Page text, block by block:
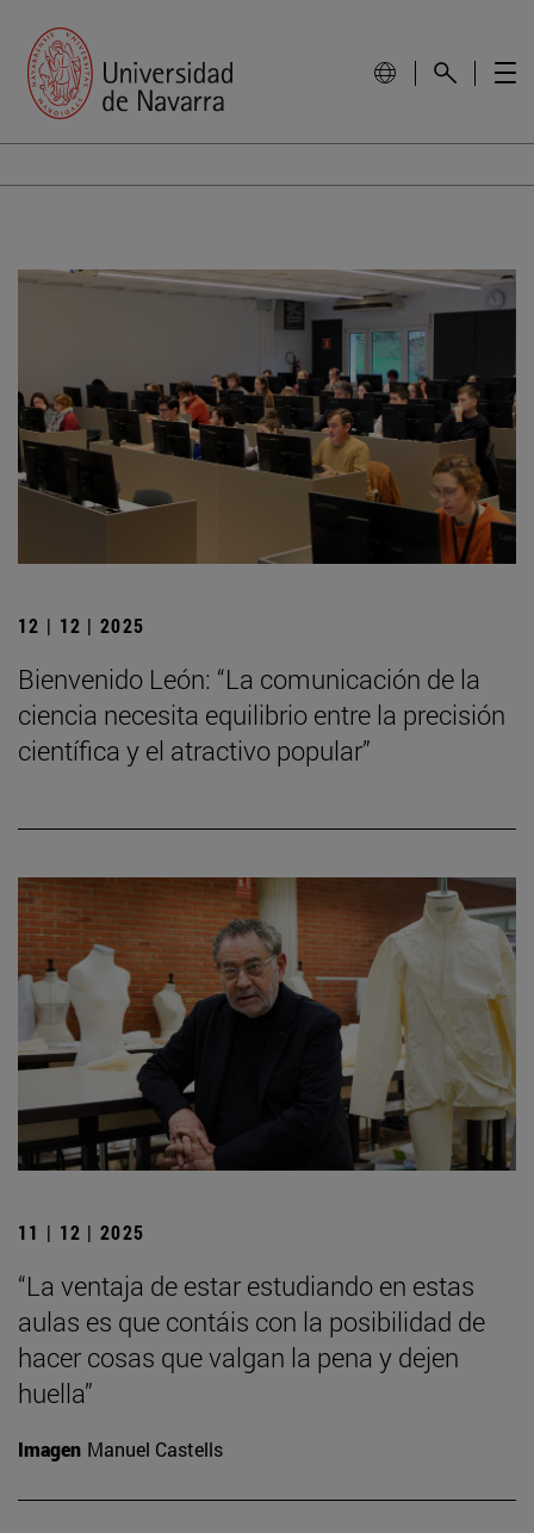
12 | 12 | 2025
Bienvenido León: “La comunicación de la
ciencia necesita equilibrio entre la precisión
científica y el atractivo popular”
11 | 12 | 2025
“La ventaja de estar estudiando en estas
aulas es que contáis con la posibilidad de
hacer cosas que valgan la pena y dejen
huella”
Imagen Manuel Castells